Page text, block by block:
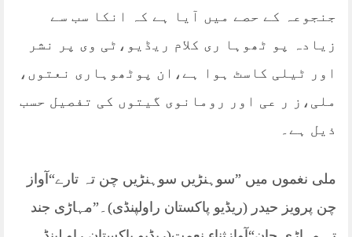
جنجوعہ کے حصے میں آیا ہے کہ انکا سب سے
زیادہ پو ٹھوہا ری کلام ریڈیو،ٹی وی پر نشر
اور ٹیلی کاسٹ ہوا ہے،ان پوٹھوہاری نعتوں،
ملی،ز ر عی اور رومانوی گیتوں کی تفصیل حسب
ذیل ہے۔
ملی نغموں میں ”سوہنڑیں سوہنڑیں چن تہ تارے“آواز
چن پرویز حیدر (ریڈیو پاکستان راولپنڈی)۔”مہاڑی جند